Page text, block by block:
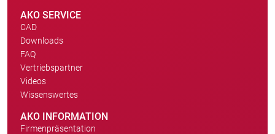
AKO SERVICE
CAD
Downloads
FAQ
Vertriebspartner
Videos
Wissenswertes
AKO INFORMATION
Firmenpräsentation